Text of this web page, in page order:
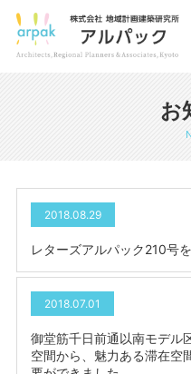
お
2018.08.29
レターズアルパック210号
2018.07.01
御堂筋千日前通以南モデル
空間から、魅力ある滞在空